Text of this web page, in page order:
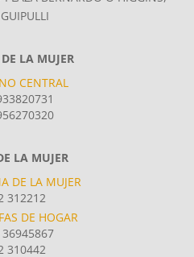
LA MUJER
CENTRAL
LA MUJER
DE LA MUJER
312212
DE HOGAR
310442